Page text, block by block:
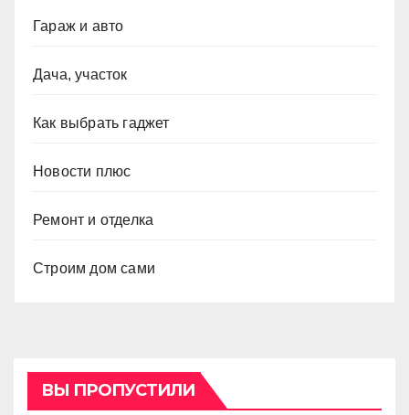
Гараж и авто
Дача, участок
Как выбрать гаджет
Новости плюс
Ремонт и отделка
Строим дом сами
ВЫ ПРОПУСТИЛИ